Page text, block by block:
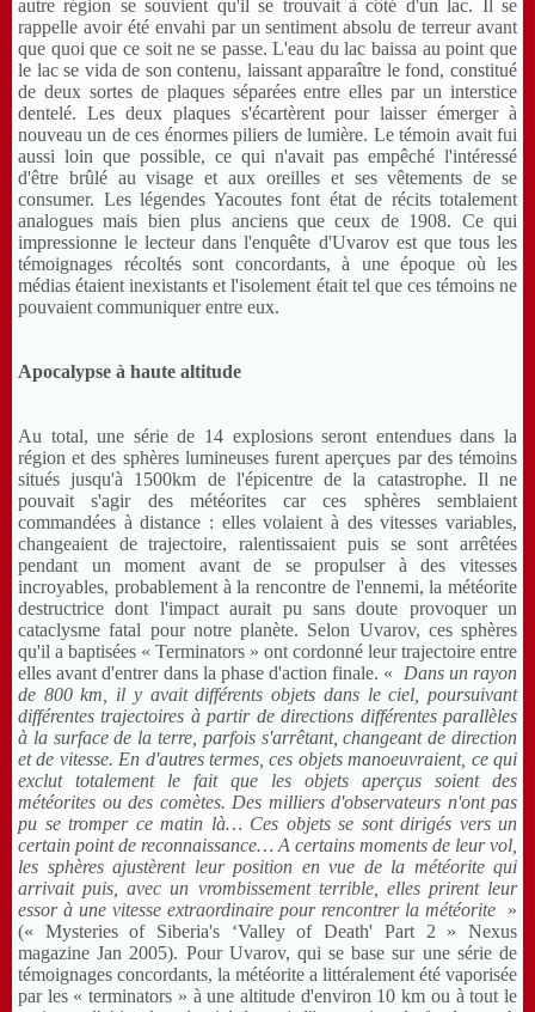
autre région se souvient qu'il se trouvait à côté d'un lac. Il se
rappelle avoir été envahi par un sentiment absolu de terreur avant
que quoi que ce soit ne se passe. L'eau du lac baissa au point que
le lac se vida de son contenu, laissant apparaître le fond, constitué
de deux sortes de plaques séparées entre elles par un interstice
dentelé. Les deux plaques s'écartèrent pour laisser émerger à
nouveau un de ces énormes piliers de lumière. Le témoin avait fui
aussi loin que possible, ce qui n'avait pas empêché l'intéressé
d'être brûlé au visage et aux oreilles et ses vêtements de se
consumer. Les légendes Yacoutes font état de récits totalement
analogues mais bien plus anciens que ceux de 1908. Ce qui
impressionne le lecteur dans l'enquête d'Uvarov est que tous les
témoignages récoltés sont concordants, à une époque où les
médias étaient inexistants et l'isolement était tel que ces témoins ne
pouvaient communiquer entre eux.
Apocalypse à haute altitude
Au total, une série de 14 explosions seront entendues dans la
région et des sphères lumineuses furent aperçues par des témoins
situés jusqu'à 1500km de l'épicentre de la catastrophe. Il ne
pouvait s'agir des météorites car ces sphères semblaient
commandées à distance : elles volaient à des vitesses variables,
changeaient de trajectoire, ralentissaient puis se sont arrêtées
pendant un moment avant de se propulser à des vitesses
incroyables, probablement à la rencontre de l'ennemi, la météorite
destructrice dont l'impact aurait pu sans doute provoquer un
cataclysme fatal pour notre planète. Selon Uvarov, ces sphères
qu'il a baptisées « Terminators » ont cordonné leur trajectoire entre
elles avant d'entrer dans la phase d'action finale. « Dans un rayon
de 800 km, il y avait différents objets dans le ciel, poursuivant
différentes trajectoires à partir de directions différentes parallèles
à la surface de la terre, parfois s'arrêtant, changeant de direction
et de vitesse. En d'autres termes, ces objets manoeuvraient, ce qui
exclut totalement le fait que les objets aperçus soient des
météorites ou des comètes. Des milliers d'observateurs n'ont pas
pu se tromper ce matin là… Ces objets se sont dirigés vers un
certain point de reconnaissance… A certains moments de leur vol,
les sphères ajustèrent leur position en vue de la météorite qui
arrivait puis, avec un vrombissement terrible, elles prirent leur
essor à une vitesse extraordinaire pour rencontrer la météorite »
(« Mysteries of Siberia's ‘Valley of Death' Part 2 » Nexus
magazine Jan 2005). Pour Uvarov, qui se base sur une série de
témoignages concordants, la météorite a littéralement été vaporisée
par les « terminators » à une altitude d'environ 10 km ou à tout le